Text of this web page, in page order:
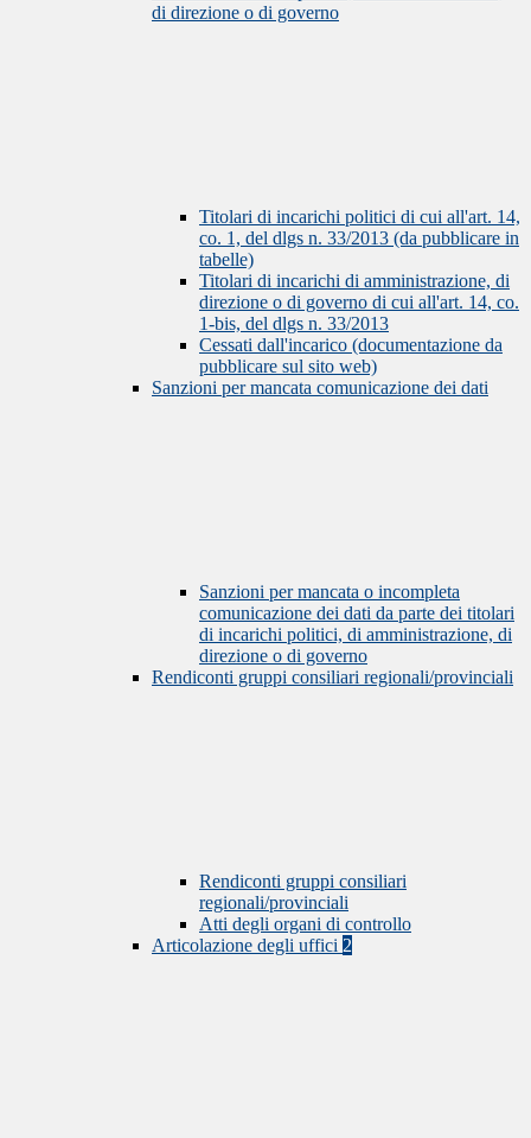
di direzione o di governo
Titolari di incarichi politici di cui all'art. 14,
co. 1, del dlgs n. 33/2013 (da pubblicare in
tabelle)
Titolari di incarichi di amministrazione, di
direzione o di governo di cui all'art. 14, co.
1-bis, del dlgs n. 33/2013
Cessati dall'incarico (documentazione da
pubblicare sul sito web)
Sanzioni per mancata comunicazione dei dati
Sanzioni per mancata o incompleta
comunicazione dei dati da parte dei titolari
di incarichi politici, di amministrazione, di
direzione o di governo
Rendiconti gruppi consiliari regionali/provinciali
Rendiconti gruppi consiliari
regionali/provinciali
Atti degli organi di controllo
Articolazione degli uffici 2